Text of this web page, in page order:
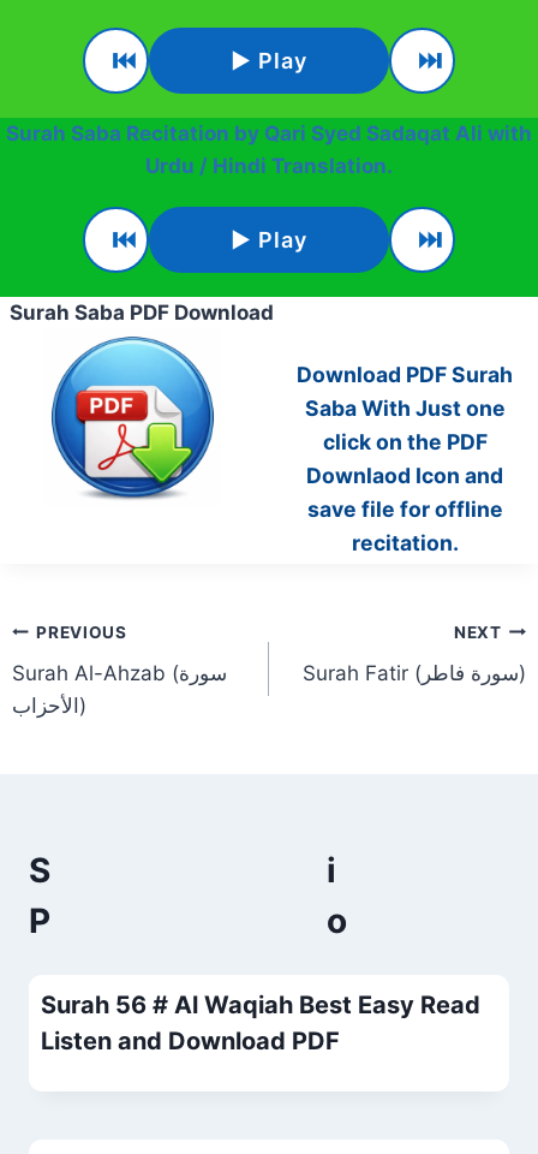
⏮ ▶ Play ⏭
Surah Saba Recitation by Qari Syed Sadaqat Ali with
Urdu / Hindi Translation.
⏮ ▶ Play ⏭
Surah Saba PDF Download
Download PDF Surah
Saba With Just one
click on the PDF
Downlaod Icon and
save file for offline
recitation.
Post
navigation
PREVIOUS
Surah Al-Ahzab (سورة
الأحزاب)
NEXT
Surah Fatir (سورة فاطر)
Surah 56 # Al Waqiah Best Easy Read
Listen and Download PDF